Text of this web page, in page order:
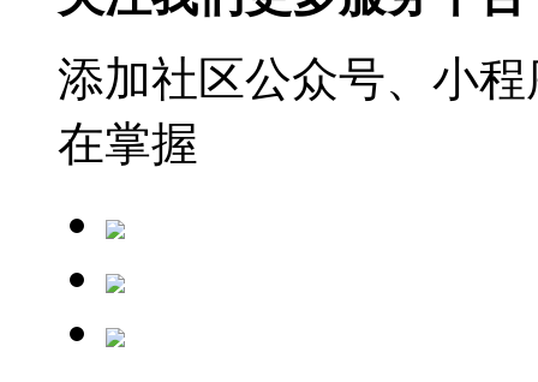
添加社区公众号、小
在掌握